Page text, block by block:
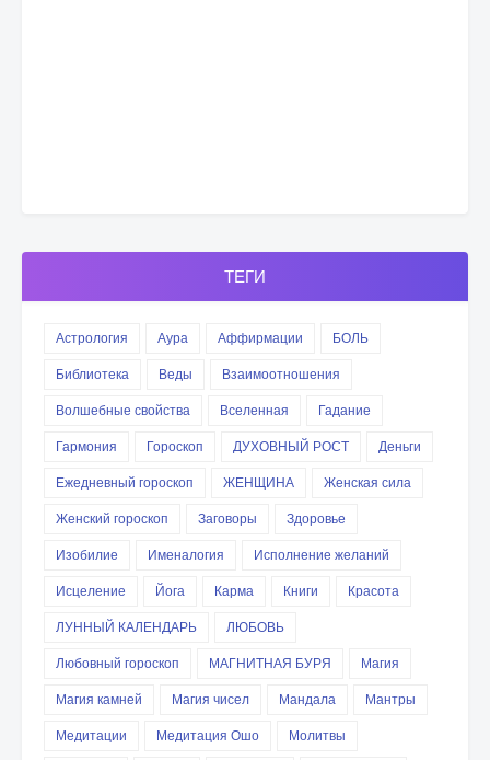
ТЕГИ
Астрология Аура Аффирмации
БОЛЬ
Библиотека
Веды
Взаимоотношения
Волшебные свойства
Вселенная
Гадание
Гармония
Гороскоп ДУХОВНЫЙ РОСТ
Деньги
Ежедневный гороскоп
ЖЕНЩИНА
Женская сила
Женский гороскоп
Заговоры
Здоровье
Изобилие
Именалогия
Исполнение желаний
Исцеление
Йога Карма Книги
Красота
ЛУННЫЙ КАЛЕНДАРЬ
ЛЮБОВЬ
Любовный гороскоп
МАГНИТНАЯ БУРЯ
Магия
Магия камней
Магия чисел Мандала
Мантры
Медитации
Медитация Ошо
Молитвы